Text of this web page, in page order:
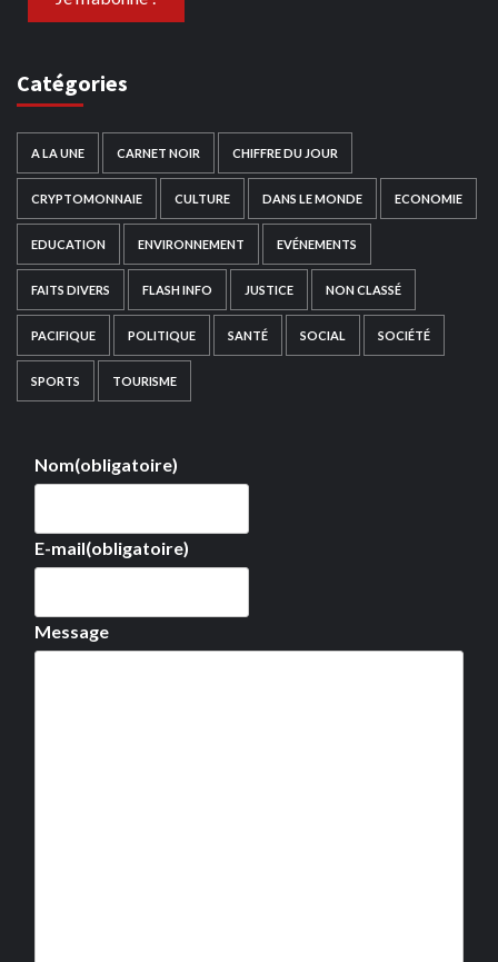
Catégories
A LA UNE CARNET NOIR CHIFFRE DU JOUR
CRYPTOMONNAIE CULTURE DANS LE MONDE ECONOMIE
EDUCATION ENVIRONNEMENT EVÉNEMENTS
FAITS DIVERS FLASH INFO JUSTICE NON CLASSÉ
PACIFIQUE POLITIQUE SANTÉ SOCIAL SOCIÉTÉ
SPORTS TOURISME
Nom(obligatoire)
E-mail(obligatoire)
Message